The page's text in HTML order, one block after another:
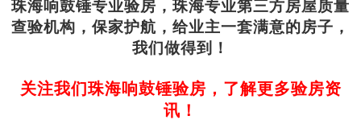
珠海响鼓锤专业验房，珠海专业第三方房屋质量
查验机构，保家护航，给业主一套满意的房子，
我们做得到！
关注我们珠海响鼓锤验房，了解更多验房资
讯 ！